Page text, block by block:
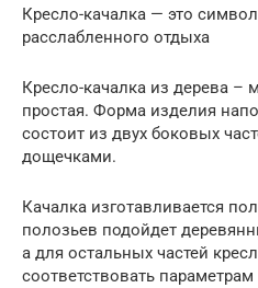
Кресло-качалка — это
расслабленного отдыха
Кресло-качалка из дерева –
простая. Форма изделия
состоит из двух боковых
дощечками.
Качалка изготавливается
полозьев подойдет
а для остальных частей
соответствовать